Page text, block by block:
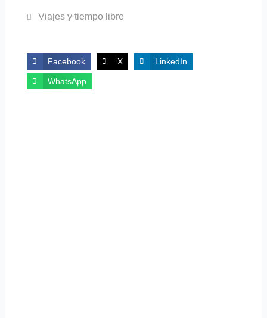
Viajes y tiempo libre
Facebook X LinkedIn
WhatsApp